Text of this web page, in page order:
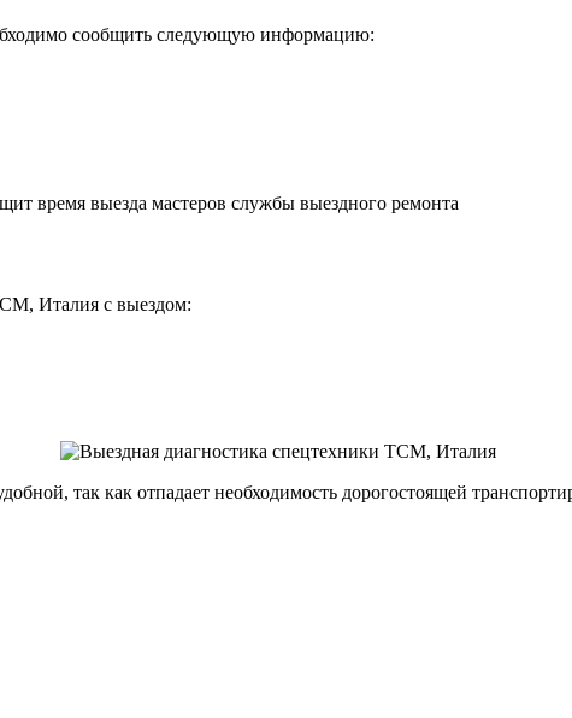
сообщить следующую информацию:
время выезда мастеров службы выездного ремонта
Италия с выездом:
так как отпадает необходимость дорогостоящей